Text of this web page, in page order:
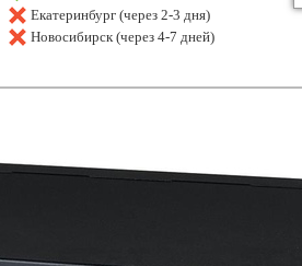
Екатеринбург (через 2-3 дня)
Новосибирск (через 4-7 дней)